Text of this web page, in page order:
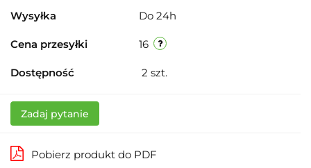
Wysyłka Do 24h
Cena przesyłki 16
Dostępność 2 szt.
Zadaj pytanie
Pobierz produkt do PDF